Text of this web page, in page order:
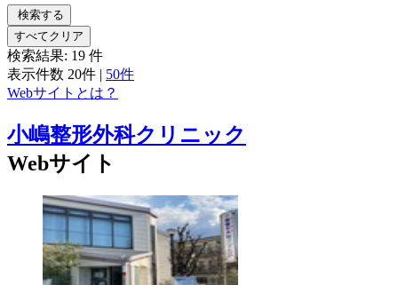
検索する
すべてクリア
検索結果: 19 件
表示件数 20件 | 50件
Webサイトとは？
小嶋整形外科クリニック
Webサイト